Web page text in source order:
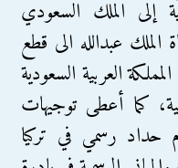
إلى الملك السعودي
الملك عبدالله الى قطع
العربية السعودية
كما أعطى توجيهات
يوم حداد رسمي في تركيا